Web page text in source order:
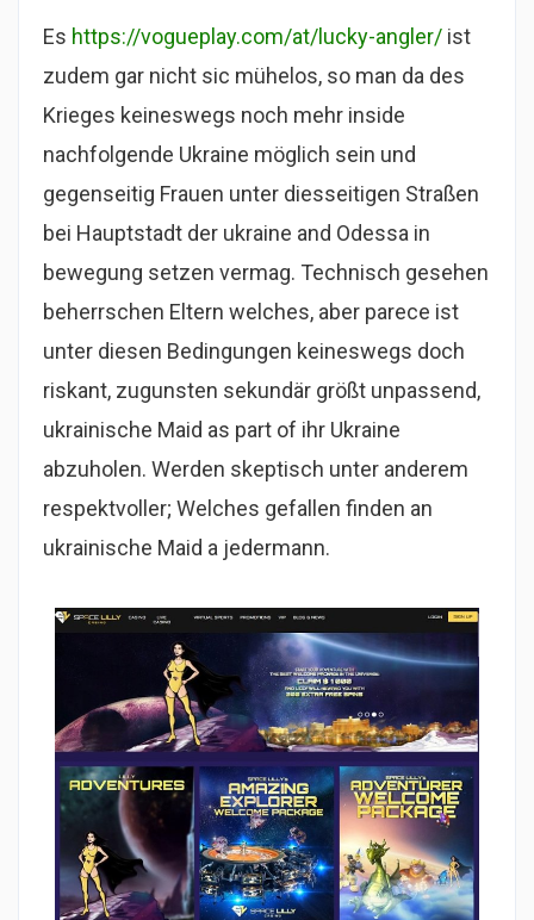
Es https://vogueplay.com/at/lucky-angler/ ist
zudem gar nicht sic mühelos, so man da des
Krieges keineswegs noch mehr inside
nachfolgende Ukraine möglich sein und
gegenseitig Frauen unter diesseitigen Straßen
bei Hauptstadt der ukraine and Odessa in
bewegung setzen vermag. Technisch gesehen
beherrschen Eltern welches, aber parece ist
unter diesen Bedingungen keineswegs doch
riskant, zugunsten sekundär größt unpassend,
ukrainische Maid as part of ihr Ukraine
abzuholen. Werden skeptisch unter anderem
respektvoller; Welches gefallen finden an
ukrainische Maid a jedermann.